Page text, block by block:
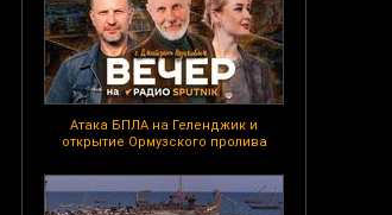
Атака БПЛА на Геленджик и
открытие Ормузского пролива